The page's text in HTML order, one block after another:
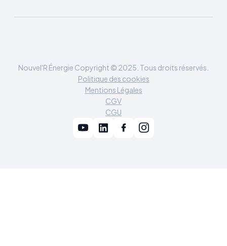
Nouvel'R Énergie Copyright © 2025. Tous droits réservés.
Politique des cookies
Mentions Légales
CGV
CGU